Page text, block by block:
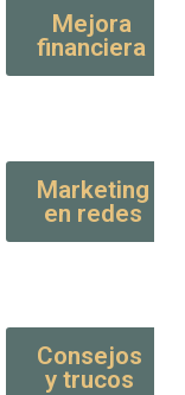
Mejora
financiera
Marketing
en redes
Consejos
y trucos